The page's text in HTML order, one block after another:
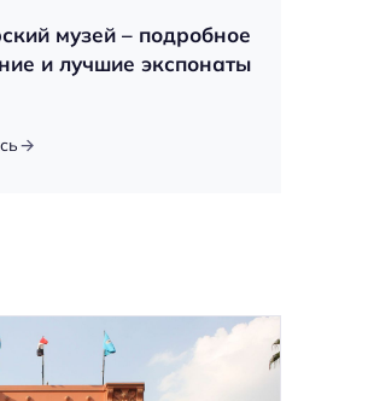
музей – подробное
и лучшие экспонаты